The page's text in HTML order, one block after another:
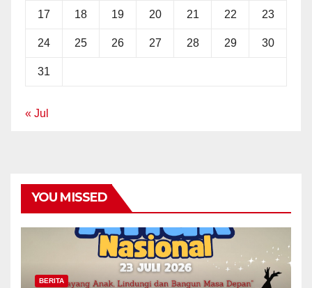
17 18 19 20 21 22 23
24 25 26 27 28 29 30
31
« Jul
YOU MISSED
BERITA